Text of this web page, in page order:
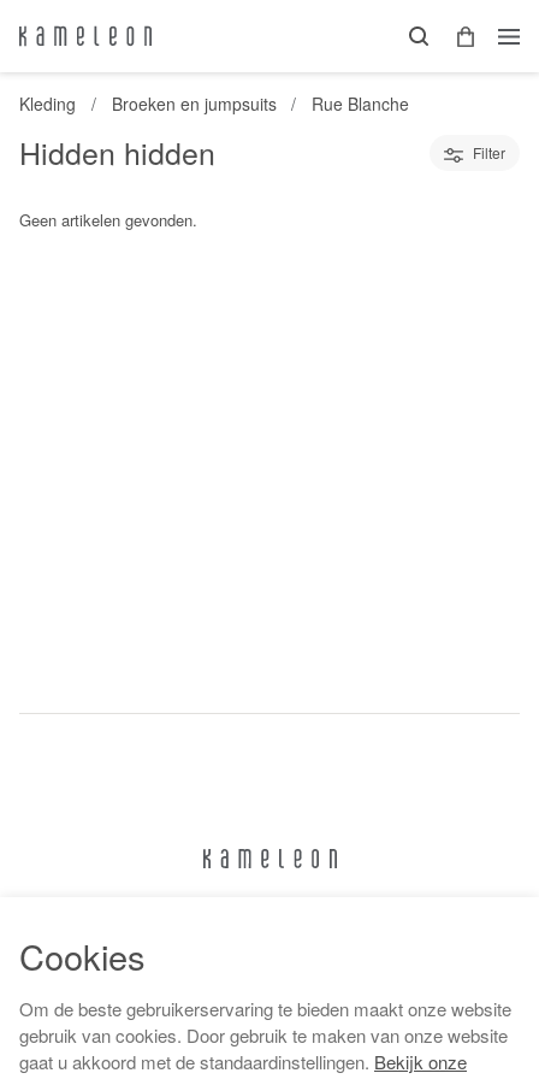
Kleding Broeken en jumpsuits Rue Blanche
Hidden hidden Filter
Geen artikelen gevonden.
Algemene voorwaarden
Cookies
Om de beste gebruikerservaring te bieden maakt onze website
gebruik van cookies. Door gebruik te maken van onze website
gaat u akkoord met de standaardinstellingen. Bekijk onze